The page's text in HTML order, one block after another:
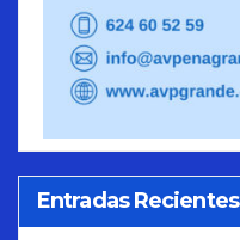
Entradas Recientes